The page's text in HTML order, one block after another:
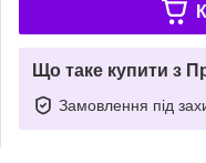
Що таке купити з
Замовлення під